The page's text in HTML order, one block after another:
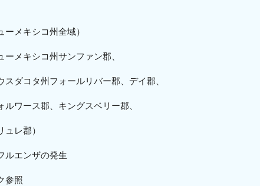
ーメキシコ州全域）
ーメキシコ州サンファン郡、
州フォールリバー郡、デイ郡、
ングスベリー郡、
）
エンザの発生
照